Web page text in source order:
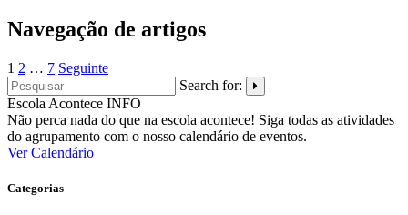
Navegação de artigos
1 2 … 7 Seguinte
Search for:
Escola Acontece INFO
Não perca nada do que na escola acontece! Siga todas as atividades
do agrupamento com o nosso calendário de eventos.
Ver Calendário
Categorias